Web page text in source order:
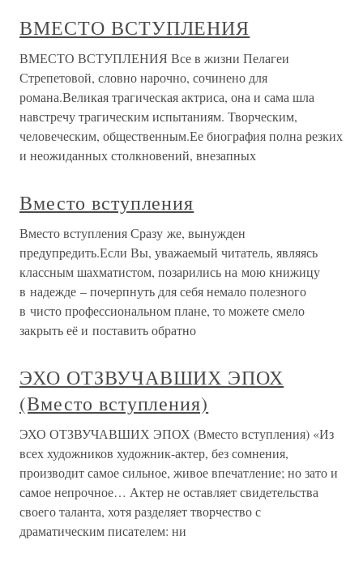
ВМЕСТО ВСТУПЛЕНИЯ
ВМЕСТО ВСТУПЛЕНИЯ Все в жизни Пелагеи
Стрепетовой, словно нарочно, сочинено для
романа.Великая трагическая актриса, она и сама шла
навстречу трагическим испытаниям. Творческим,
человеческим, общественным.Ее биография полна резких
и неожиданных столкновений, внезапных
Вместо вступления
Вместо вступления Сразу же, вынужден
предупредить.Если Вы, уважаемый читатель, являясь
классным шахматистом, позарились на мою книжицу
в надежде – почерпнуть для себя немало полезного
в чисто профессиональном плане, то можете смело
закрыть её и поставить обратно
ЭХО ОТЗВУЧАВШИХ ЭПОХ
(Вместо вступления)
ЭХО ОТЗВУЧАВШИХ ЭПОХ (Вместо вступления) «Из
всех художников художник-актер, без сомнения,
производит самое сильное, живое впечатление; но зато и
самое непрочное… Актер не оставляет свидетельства
своего таланта, хотя разделяет творчество с
драматическим писателем: ни